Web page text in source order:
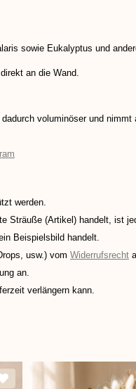
sowie Eukalyptus und
an die Wand.
voluminöser und
werden.
(Artikel) handelt, ist
Beispielsbild handelt.
usw.) vom Widerrufsrecht
an.
verlängern kann.